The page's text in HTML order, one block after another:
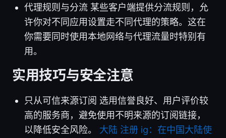
代理规则与分流 某些客户端提供分流规则，允
许你对不同应用设置走不同代理的策略。这在
你需要同时使用本地网络与代理流量时特别有
用。
实用技巧与安全注意
只从可信来源订阅 选用信誉良好、用户评价较
高的服务商，避免使用不明来源的订阅链接，
以降低安全风险。 大陆 注册 ig：在中国大陆使